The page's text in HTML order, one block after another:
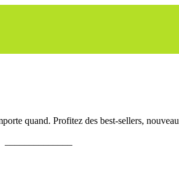
quand. Profitez des best-sellers,